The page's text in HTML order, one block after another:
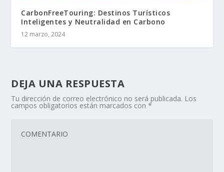
CarbonFreeTouring: Destinos Turísticos
Inteligentes y Neutralidad en Carbono
12 marzo, 2024
DEJA UNA RESPUESTA
Tu dirección de correo electrónico no será publicada. Los
campos obligatorios están marcados con*